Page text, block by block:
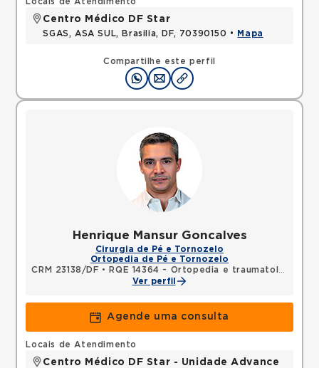
Compartilhe este perfil
Centro Médico DF Star
SGAS, ASA SUL, Brasilia, DF, 70390150 • Mapa
Henrique Mansur Goncalves
Cirurgia de Pé e Tornozelo
Ortopedia de Pé e Tornozelo
CRM 23138/DF •
RQE 14364 - Ortopedia e traumatologia
Ver perfil
Agende uma consulta
Locais de Atendimento
Centro Médico DF Star - Unidade Advance